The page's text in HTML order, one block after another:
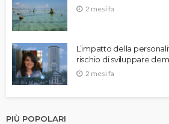
2 mesi fa
L’impatto della
rischio di sviluppare
2 mesi fa
PIÙ POPOLARI